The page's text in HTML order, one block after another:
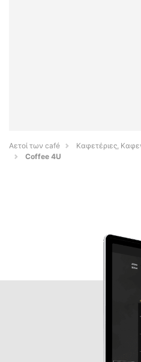
Αετοί των café
Καφετέριες,
Coffee 4U